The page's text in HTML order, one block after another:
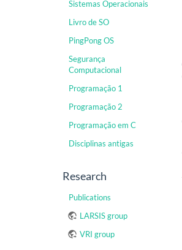
Sistemas Operacionais
Livro de SO
PingPong OS
Segurança
Computacional
Programação 1
Programação 2
Programação em C
Disciplinas antigas
Research
Publications
LARSIS group
VRI group